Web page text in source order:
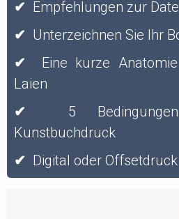
✔ Empfehlungen zur
✔ Unterzeichnen Sie Ihr
✔
Eine kurze
Laien
✔
5
Kunstbuchdruck
✔ Digital oder Offsetdruck